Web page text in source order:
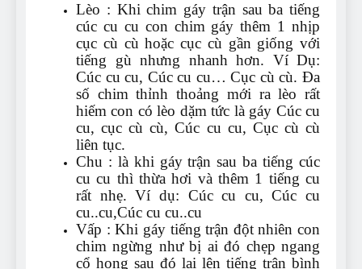
Lèo : Khi chim gáy trận sau ba tiếng
cúc cu cu con chim gáy thêm 1 nhịp
cục cù cù hoặc cục cù gần giống với
tiếng gù nhưng nhanh hơn. Ví Dụ:
Cúc cu cu, Cúc cu cu… Cục cù cù. Đa
số chim thỉnh thoảng mới ra lèo rất
hiếm con có lèo dặm tức là gáy Cúc cu
cu, cục cù cù, Cúc cu cu, Cục cù cù
liên tục.
Chu : là khi gáy trận sau ba tiếng cúc
cu cu thì thừa hơi và thêm 1 tiếng cu
rất nhẹ. Ví dụ: Cúc cu cu, Cúc cu
cu..cu,Cúc cu cu..cu
Vấp : Khi gáy tiếng trận đột nhiên con
chim ngừng như bị ai đó chẹp ngang
cổ họng sau đó lại lên tiếng trận bình